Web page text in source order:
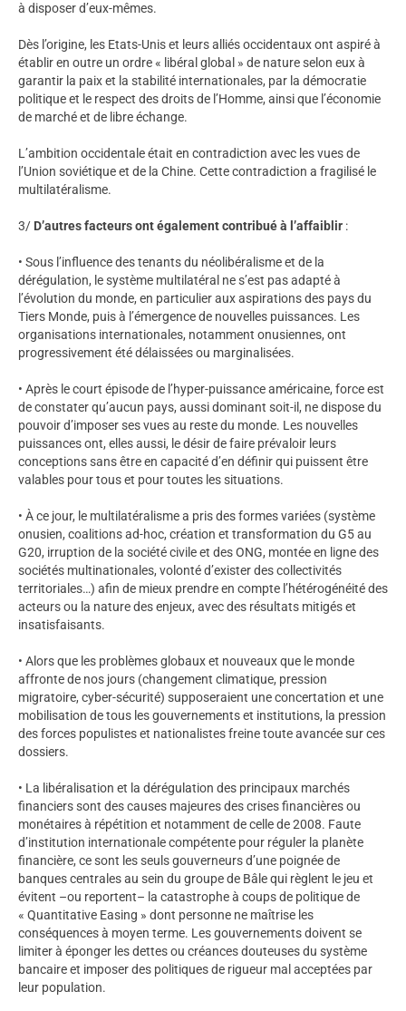
à disposer d’eux-mêmes.
Dès l’origine, les Etats-Unis et leurs alliés occidentaux ont aspiré à
établir en outre un ordre « libéral global » de nature selon eux à
garantir la paix et la stabilité internationales, par la démocratie
politique et le respect des droits de l’Homme, ainsi que l’économie
de marché et de libre échange.
L’ambition occidentale était en contradiction avec les vues de
l’Union soviétique et de la Chine. Cette contradiction a fragilisé le
multilatéralisme.
3/ D’autres facteurs ont également contribué à l’affaiblir :
• Sous l’influence des tenants du néolibéralisme et de la
dérégulation, le système multilatéral ne s’est pas adapté à
l’évolution du monde, en particulier aux aspirations des pays du
Tiers Monde, puis à l’émergence de nouvelles puissances. Les
organisations internationales, notamment onusiennes, ont
progressivement été délaissées ou marginalisées.
• Après le court épisode de l’hyper-puissance américaine, force est
de constater qu’aucun pays, aussi dominant soit-il, ne dispose du
pouvoir d’imposer ses vues au reste du monde. Les nouvelles
puissances ont, elles aussi, le désir de faire prévaloir leurs
conceptions sans être en capacité d’en définir qui puissent être
valables pour tous et pour toutes les situations.
• À ce jour, le multilatéralisme a pris des formes variées (système
onusien, coalitions ad-hoc, création et transformation du G5 au
G20, irruption de la société civile et des ONG, montée en ligne des
sociétés multinationales, volonté d’exister des collectivités
territoriales…) afin de mieux prendre en compte l’hétérogénéité des
acteurs ou la nature des enjeux, avec des résultats mitigés et
insatisfaisants.
• Alors que les problèmes globaux et nouveaux que le monde
affronte de nos jours (changement climatique, pression
migratoire, cyber-sécurité) supposeraient une concertation et une
mobilisation de tous les gouvernements et institutions, la pression
des forces populistes et nationalistes freine toute avancée sur ces
dossiers.
• La libéralisation et la dérégulation des principaux marchés
financiers sont des causes majeures des crises financières ou
monétaires à répétition et notamment de celle de 2008. Faute
d’institution internationale compétente pour réguler la planète
financière, ce sont les seuls gouverneurs d’une poignée de
banques centrales au sein du groupe de Bâle qui règlent le jeu et
évitent –ou reportent– la catastrophe à coups de politique de
« Quantitative Easing » dont personne ne maîtrise les
conséquences à moyen terme. Les gouvernements doivent se
limiter à éponger les dettes ou créances douteuses du système
bancaire et imposer des politiques de rigueur mal acceptées par
leur population.